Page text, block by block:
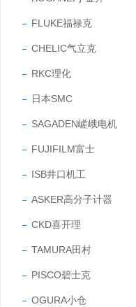
FLUKE福禄克
CHELIC气立克
RKC理化
日本SMC
SAGADEN嵯峨电机
FUJIFILM富士
ISB井口机工
ASKER高分子计器
CKD喜开理
TAMURA田村
PISCO碧士克
OGURA小仓